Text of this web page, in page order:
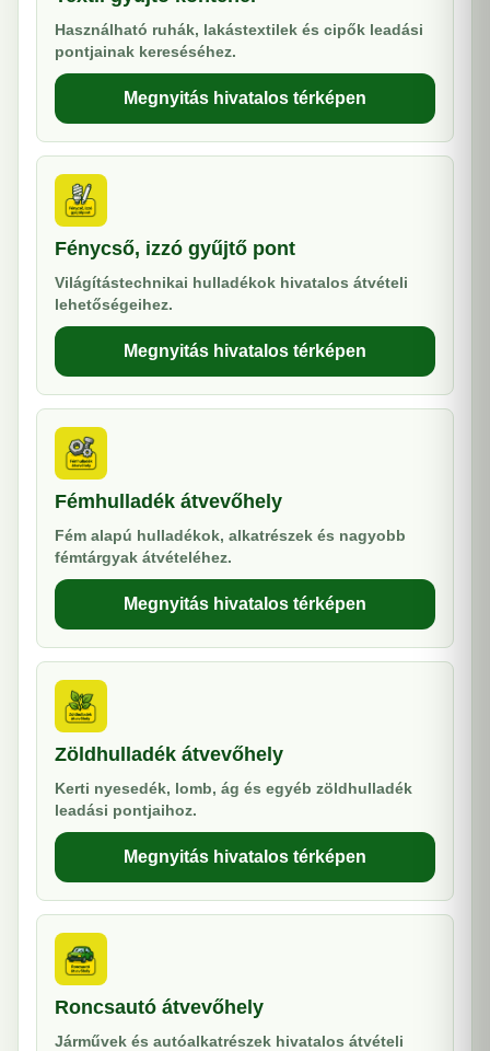
Használható ruhák, lakástextilek és cipők leadási
pontjainak kereséséhez.
Megnyitás hivatalos térképen
Fénycső, izzó gyűjtő pont
Világítástechnikai hulladékok hivatalos átvételi
lehetőségeihez.
Megnyitás hivatalos térképen
Fémhulladék átvevőhely
Fém alapú hulladékok, alkatrészek és nagyobb
fémtárgyak átvételéhez.
Megnyitás hivatalos térképen
Zöldhulladék átvevőhely
Kerti nyesedék, lomb, ág és egyéb zöldhulladék
leadási pontjaihoz.
Megnyitás hivatalos térképen
Roncsautó átvevőhely
Járművek és autóalkatrészek hivatalos átvételi